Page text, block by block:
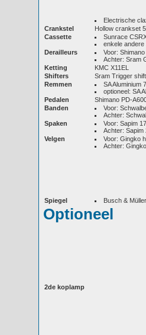
Electrische
Crankstel
Hollow crankset
Cassette
Sunrace
enkele
Derailleurs
Voor:
Achter: Sram
Ketting
KMC X11EL
Shifters
Sram Trigger
Remmen
SA Aluminium
optioneel: SA
Pedalen
Shimano PD-
Banden
Voor:
Achter:
Spaken
Voor: Sapim
Achter: Sapim
Velgen
Voor: Gingko
Achter:
Spiegel Busch &
Optioneel
2de koplamp